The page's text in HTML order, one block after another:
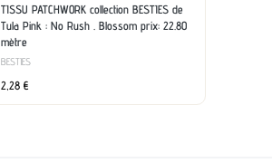
TISSU PATCHWORK collection BESTIES de
Tula Pink : No Rush . Blossom prix: 22.80
mètre
BESTIES
2,28 €